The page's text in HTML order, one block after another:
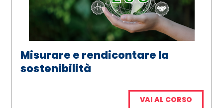
Misurare e rendicontare la
sostenibilità
VAI AL CORSO